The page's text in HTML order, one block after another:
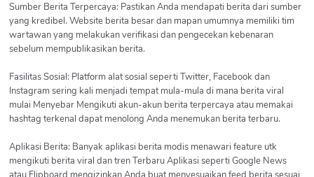
Sumber Berita Terpercaya: Pastikan Anda mendapati berita dari sumber
yang kredibel. Website berita besar dan mapan umumnya memiliki tim
wartawan yang melakukan verifikasi dan pengecekan kebenaran
sebelum mempublikasikan berita.
Fasilitas Sosial: Platform alat sosial seperti Twitter, Facebook dan
Instagram sering kali menjadi tempat mula-mula di mana berita viral
mulai Menyebar Mengikuti akun-akun berita terpercaya atau memakai
hashtag terkenal dapat menolong Anda menemukan berita terbaru.
Aplikasi Berita: Banyak aplikasi berita modis menawari feature utk
mengikuti berita viral dan tren Terbaru Aplikasi seperti Google News